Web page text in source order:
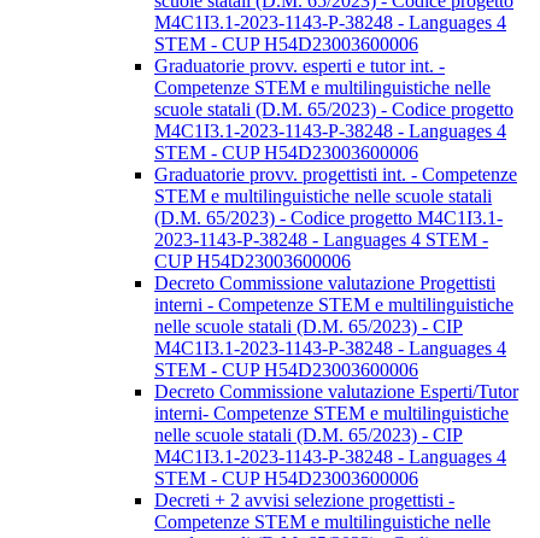
M4C1I3.1-2023-1143-P-38248 - Languages 4
STEM - CUP H54D23003600006
Graduatorie provv. esperti e tutor int. -
Competenze STEM e multilinguistiche nelle
scuole statali (D.M. 65/2023) - Codice progetto
M4C1I3.1-2023-1143-P-38248 - Languages 4
STEM - CUP H54D23003600006
Graduatorie provv. progettisti int. - Competenze
STEM e multilinguistiche nelle scuole statali
(D.M. 65/2023) - Codice progetto M4C1I3.1-
2023-1143-P-38248 - Languages 4 STEM -
CUP H54D23003600006
Decreto Commissione valutazione Progettisti
interni - Competenze STEM e multilinguistiche
nelle scuole statali (D.M. 65/2023) - CIP
M4C1I3.1-2023-1143-P-38248 - Languages 4
STEM - CUP H54D23003600006
Decreto Commissione valutazione Esperti/Tutor
interni- Competenze STEM e multilinguistiche
nelle scuole statali (D.M. 65/2023) - CIP
M4C1I3.1-2023-1143-P-38248 - Languages 4
STEM - CUP H54D23003600006
Decreti + 2 avvisi selezione progettisti -
Competenze STEM e multilinguistiche nelle